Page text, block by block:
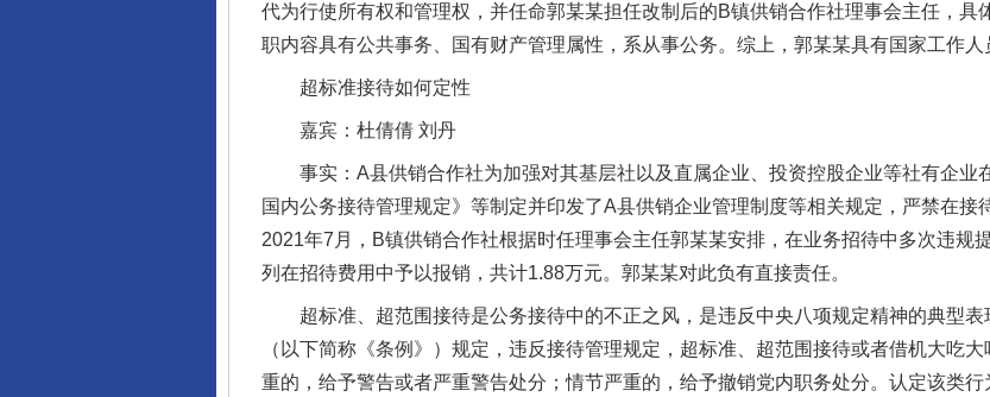
代为行使所有权和管理权，并任命郭某某担任改制后的B镇供销合作社理事会主任，具
职内容具有公共事务、国有财产管理属性，系从事公务。综上，郭某某具有国家工作人
超标准接待如何定性
嘉宾：杜倩倩 刘丹
事实：A县供销合作社为加强对其基层社以及直属企业、投资控股企业等社有企业
国内公务接待管理规定》等制定并印发了A县供销企业管理制度等相关规定，严禁在
2021年7月，B镇供销合作社根据时任理事会主任郭某某安排，在业务招待中多次违规
列在招待费用中予以报销，共计1.88万元。郭某某对此负有直接责任。
超标准、超范围接待是公务接待中的不正之风，是违反中央八项规定精神的典型表
（以下简称《条例》）规定，违反接待管理规定，超标准、超范围接待或者借机大吃
重的，给予警告或者严重警告处分；情节严重的，给予撤销党内职务处分。认定该类